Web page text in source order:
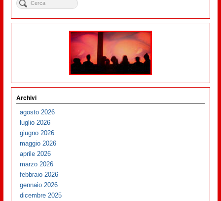
Archivi
agosto 2026
luglio 2026
giugno 2026
maggio 2026
aprile 2026
marzo 2026
febbraio 2026
gennaio 2026
dicembre 2025